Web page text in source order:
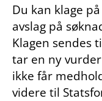
Du kan klage
avslag på
Klagen sendes
tar en ny
ikke får
videre til